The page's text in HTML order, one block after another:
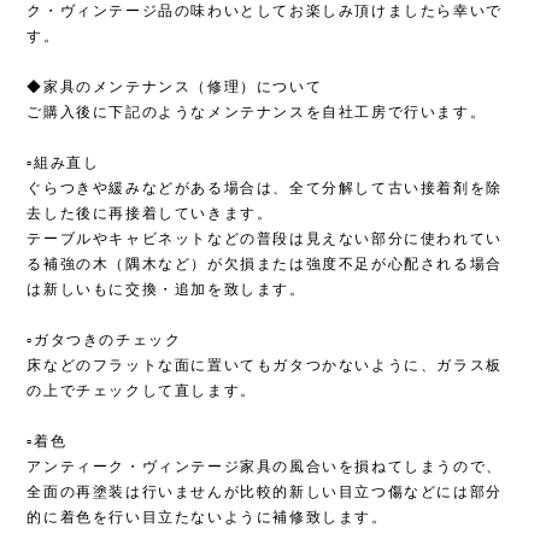
ク・ヴィンテージ品の味わいとしてお楽しみ頂けましたら幸いで
す。
◆家具のメンテナンス（修理）について
ご購入後に下記のようなメンテナンスを自社工房で行います。
▫︎組み直し
ぐらつきや緩みなどがある場合は、全て分解して古い接着剤を除
去した後に再接着していきます。
テーブルやキャビネットなどの普段は見えない部分に使われてい
る補強の木（隅木など）が欠損または強度不足が心配される場合
は新しいもに交換・追加を致します。
▫︎ガタつきのチェック
床などのフラットな面に置いてもガタつかないように、ガラス板
の上でチェックして直します。
▫︎着色
アンティーク・ヴィンテージ家具の風合いを損ねてしまうので、
全面の再塗装は行いませんが比較的新しい目立つ傷などには部分
的に着色を行い目立たないように補修致します。